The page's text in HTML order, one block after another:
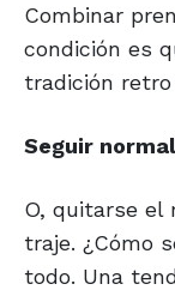
Combinar
condición es
tradición
Seguir
O, quitarse el
traje. ¿Cómo
todo. Una